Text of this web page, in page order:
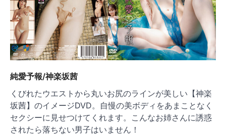
純愛予報/神楽坂茜
くびれたウエストから丸いお尻のラインが美しい【神楽
坂茜】のイメージDVD。自慢の美ボディをあまことなく
セクシーに見せつけてくれます。こんなお姉さんに誘惑
されたら落ちない男子はいません！